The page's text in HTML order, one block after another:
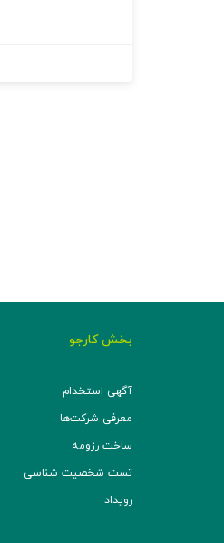
بخش کارجو
آگهی استخدام
معرفی شرکت‌ها
ساخت رزومه
تست شخصیت شناسی
رویداد